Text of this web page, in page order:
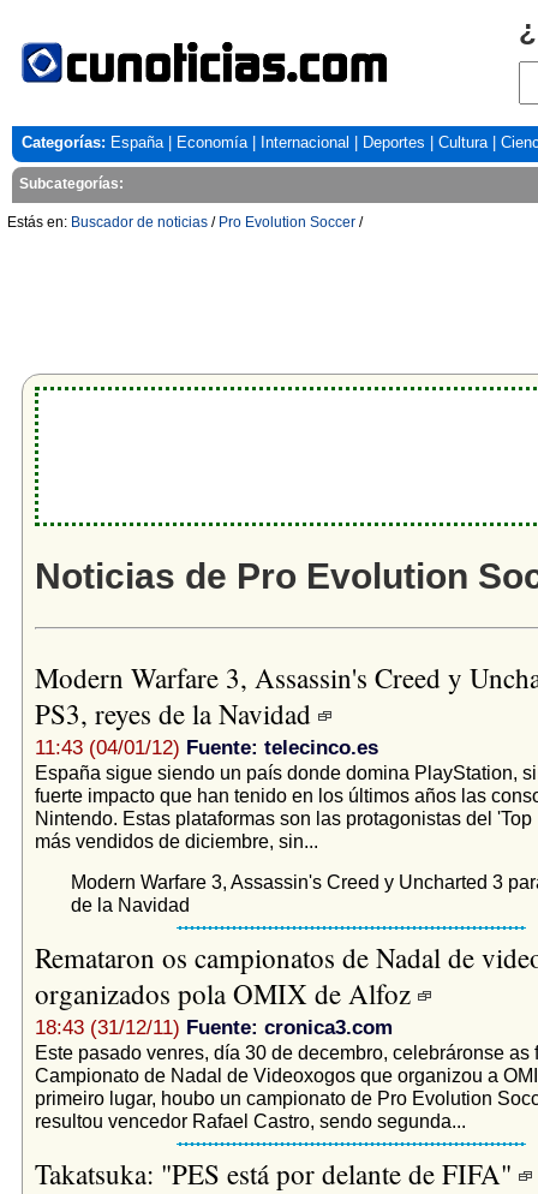
Categorías: España| Economía| Internacional Deportes Cultura|
Subcategorías:
Estás en: Buscador de noticias / Pro Evolution Soccer /
Noticias de Pro Evolution
Modern Warfare 3, Assassin's Creed y
PS3, reyes de la Navidad
11:43 (04/01/12) Fuente: telecinco.es
España sigue siendo un país donde domina PlayStation,
fuerte impacto que han tenido en los últimos años las
Nintendo. Estas plataformas son las protagonistas del
más vendidos de diciembre, sin...
Modern Warfare 3, Assassin's Creed y Uncharted 3
de la Navidad
Remataron os campionatos de Nadal de
organizados pola OMIX de Alfoz
18:43 (31/12/11) Fuente: cronica3.com
Este pasado venres, día 30 de decembro, celebráronse as
Campionato de Nadal de Videoxogos que organizou a
primeiro lugar, houbo un campionato de Pro Evolution
resultou vencedor Rafael Castro, sendo segunda...
Takatsuka: "PES está por delante de FIFA"